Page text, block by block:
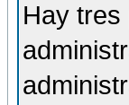
Hay tres